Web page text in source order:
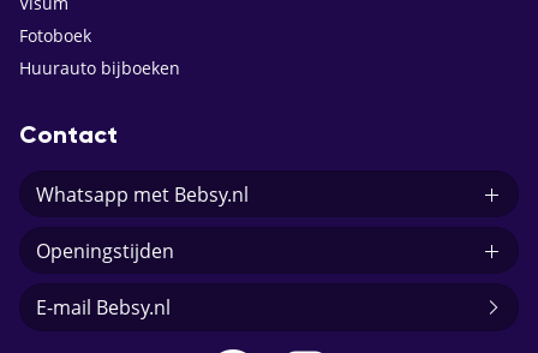
Fotoboek
Huurauto bijboeken
Contact
Whatsapp met Bebsy.nl
Openingstijden
E-mail Bebsy.nl